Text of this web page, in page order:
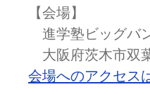
【会場】
進学塾ビッグバ
大阪府茨木市
会場へのアクセス